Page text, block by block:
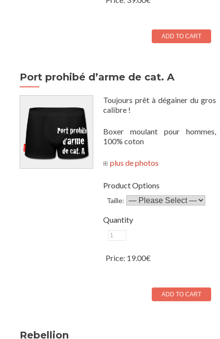
Port prohibé d’arme de cat. A
Toujours prêt à dégainer du gros
calibre !
Boxer moulant pour hommes,
100% coton
Product Options
Taille:
Quantity
Price: 19.00€
Rebellion